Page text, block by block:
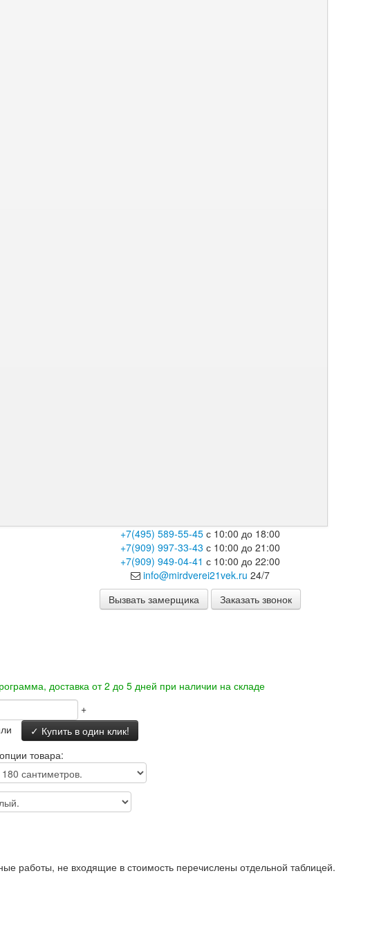
+7(495) 589-55-45с 10:00 до 18:00
+7(909) 997-33-43 с 10:00 до 21:00
+7(909) 949-04-41 с 10:00 до 22:00
info@mirdverei21vek.ru 24/7
Вызвать замерщика
Заказать звонок
доставка от 2 до 5 дней при наличии на складе
+
✓ Купить в один клик!
товара:
работы, не входящие в стоимость перечислены отдельной таблицей.